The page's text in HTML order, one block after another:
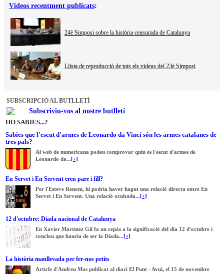
Vídeos recentment publicats:
24è Simposi sobre la història censurada de Catalunya
Llista de reproducció de tots els videus del 23è Simposi
SUBSCRIPCIÓ AL BUTLLETÍ
Subscriviu-vos al nostre butlletí
HO SABIES...?
Sabies que l'escut d'armes de Leonardo da Vinci són les armes catalanes de
tres pals?
Al web de numericana podeu comprovar quin és l'escut d'armes de
Leonardo da...[+]
En Servet i En Servent eren pare i fill?
Per l'Esteve Renom, hi podria haver hagut una relació directa entre En
Servet i En Servent. Una relació ocultada...[+]
12 d'octubre: Diada nacional de Catalunya
En Xavier Martínez Gil fa un repàs a la significació del dia 12 d'octubre i
conclou que hauria de ser la Diada...[+]
La història manllevada per fer-nos petits
Article d'Andreu Mas publicat al diari El Punt - Avui, el 15 de novembre